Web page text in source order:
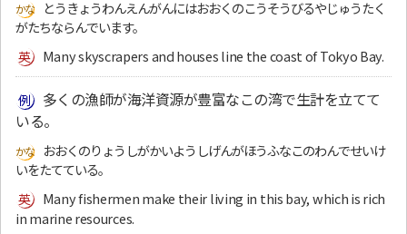
とうきょうわんえんがんにはおおくのこうそうびるやじゅうたく
がたちならんでいます。
Many skyscrapers and houses line the coast of Tokyo Bay.
多くの漁師が海洋資源が豊富なこの湾で生計を立てて
いる。
おおくのりょうしがかいようしげんがほうふなこのわんでせいけ
いをたてている。
Many fishermen make their living in this bay, which is rich
in marine resources.